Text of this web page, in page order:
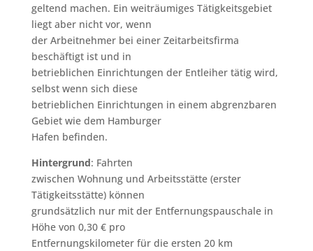
geltend machen. Ein weiträumiges Tätigkeitsgebiet
liegt aber nicht vor, wenn
der Arbeitnehmer bei einer Zeitarbeitsfirma
beschäftigt ist und in
betrieblichen Einrichtungen der Entleiher tätig wird,
selbst wenn sich diese
betrieblichen Einrichtungen in einem abgrenzbaren
Gebiet wie dem Hamburger
Hafen befinden.
Hintergrund: Fahrten
zwischen Wohnung und Arbeitsstätte (erster
Tätigkeitsstätte) können
grundsätzlich nur mit der Entfernungspauschale in
Höhe von 0,30 € pro
Entfernungskilometer für die ersten 20 km